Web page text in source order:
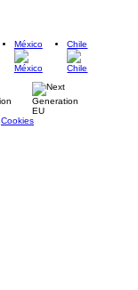
México Chile
Cookies